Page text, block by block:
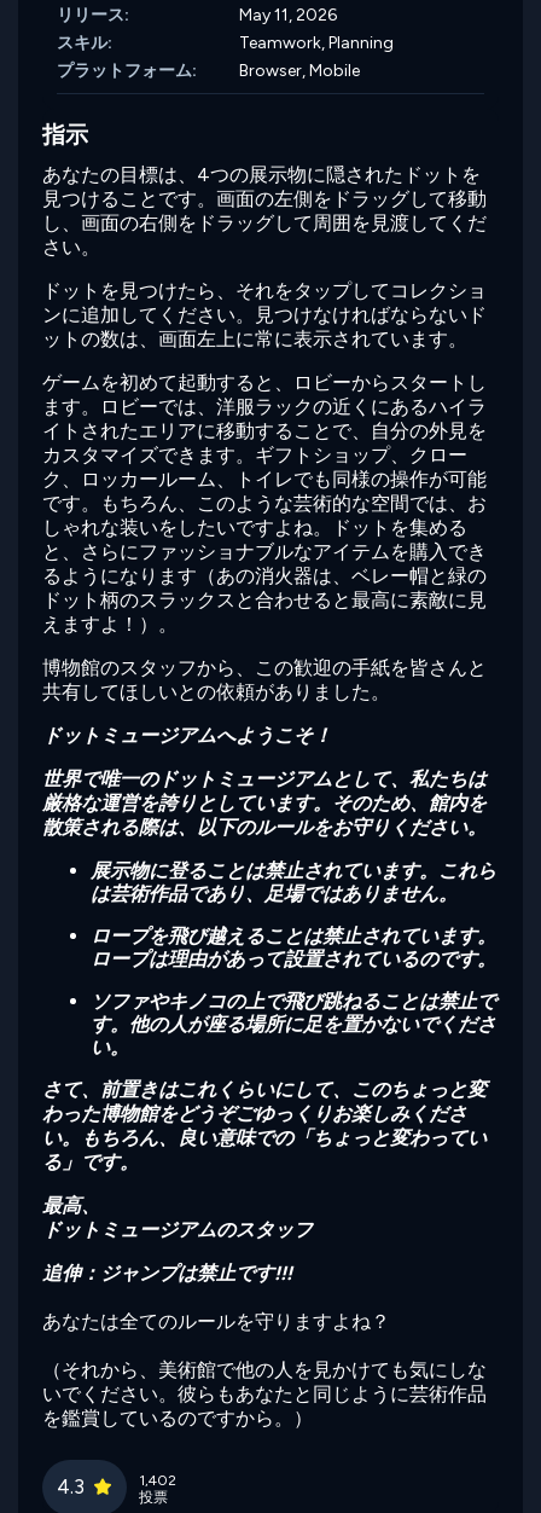
リリース:
May 11, 2026
スキル:
Teamwork,Planning
プラットフォーム:
Browser, Mobile
指示
あなたの目標は、4つの展示物に隠されたドットを
見つけることです。画面の左側をドラッグして移動
し、画面の右側をドラッグして周囲を見渡してくだ
さい。
ドットを見つけたら、それをタップしてコレクショ
ンに追加してください。見つけなければならないド
ットの数は、画面左上に常に表示されています。
ゲームを初めて起動すると、ロビーからスタートし
ます。ロビーでは、洋服ラックの近くにあるハイラ
イトされたエリアに移動することで、自分の外見を
カスタマイズできます。ギフトショップ、クロー
ク、ロッカールーム、トイレでも同様の操作が可能
です。もちろん、このような芸術的な空間では、お
しゃれな装いをしたいですよね。ドットを集める
と、さらにファッショナブルなアイテムを購入でき
るようになります（あの消火器は、ベレー帽と緑の
ドット柄のスラックスと合わせると最高に素敵に見
えますよ！）。
博物館のスタッフから、この歓迎の手紙を皆さんと
共有してほしいとの依頼がありました。
ドットミュージアムへようこそ！
世界で唯一のドットミュージアムとして、私たちは
厳格な運営を誇りとしています。そのため、館内を
散策される際は、以下のルールをお守りください。
展示物に登ることは禁止されています。これら
は芸術作品であり、足場ではありません。
ロープを飛び越えることは禁止されています。
ロープは理由があって設置されているのです。
ソファやキノコの上で飛び跳ねることは禁止で
す。他の人が座る場所に足を置かないでくださ
い。
さて、前置きはこれくらいにして、このちょっと変
わった博物館をどうぞごゆっくりお楽しみくださ
い。もちろん、良い意味での「ちょっと変わってい
る」です。
最高、
ドットミュージアムのスタッフ
追伸：ジャンプは禁止です!!!
あなたは全てのルールを守りますよね？
（それから、美術館で他の人を見かけても気にしな
いでください。彼らもあなたと同じように芸術作品
を鑑賞しているのですから。）
4.3
1,402
投票